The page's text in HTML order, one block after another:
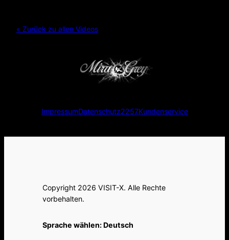
« Zurück zu allen Videos
ImpressumDatenschutz2257Kundenservice
Copyright 2026 VISIT-X. Alle Rechte
vorbehalten.
Sprache wählen:Deutsch